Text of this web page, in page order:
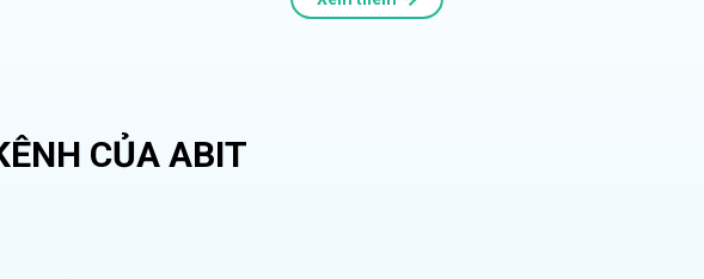
CỦA ABIT